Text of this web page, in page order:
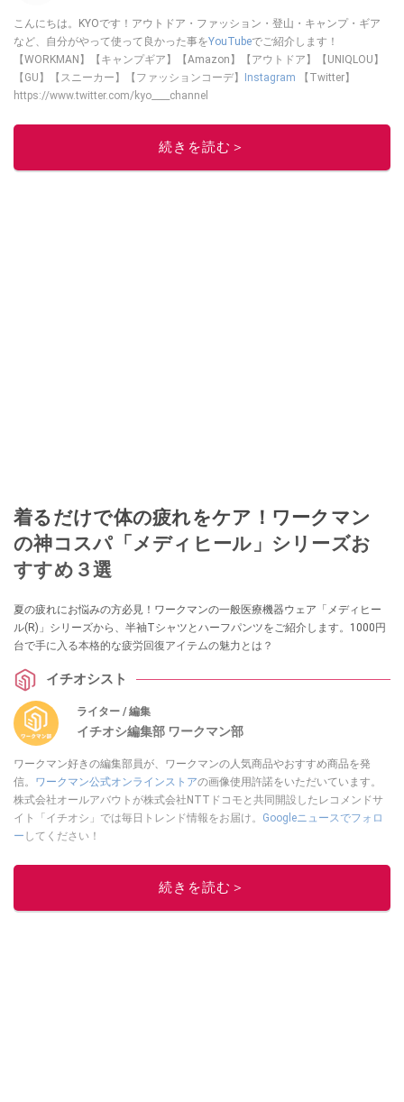
こんにちは。KYOです！アウトドア・ファッション・登山・キャンプ・ギア
など、自分がやって使って良かった事をYouTubeでご紹介します！
【WORKMAN】【キャンプギア】【Amazon】【アウトドア】【UNIQLOU】
【GU】【スニーカー】【ファッションコーデ】 Instagram 【Twitter】
https://www.twitter.com/kyo____channel
このイチオシストの他の記事を読む
続きを読む＞
着るだけで体の疲れをケア！ワークマン
の神コスパ「メディヒール」シリーズお
すすめ３選
夏の疲れにお悩みの方必見！ワークマンの一般医療機器ウェア「メディヒー
ル(R)」シリーズから、半袖Tシャツとハーフパンツをご紹介します。1000円
台で手に入る本格的な疲労回復アイテムの魅力とは？
イチオシスト
ライター / 編集
イチオシ編集部 ワークマン部
ワークマン好きの編集部員が、ワークマンの人気商品やおすすめ商品を発
信。 ワークマン公式オンラインストアの画像使用許諾をいただいています。
株式会社オールアバウトが株式会社NTTドコモと共同開設したレコメンドサ
イト「イチオシ」では毎日トレンド情報をお届け。 Googleニュースでフォロ
ー してください！
このイチオシストの他の記事を読む
続きを読む＞